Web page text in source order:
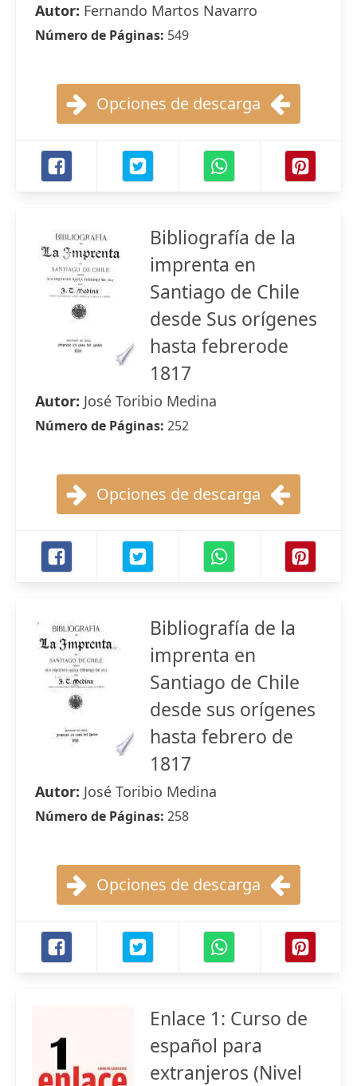
Autor: Fernando Martos Navarro
Número de Páginas: 549
Opciones de descarga
Bibliografía de la
imprenta en
Santiago de Chile
desde Sus orígenes
hasta febrerode
1817
Autor: José Toribio Medina
Número de Páginas: 252
Opciones de descarga
Bibliografía de la
imprenta en
Santiago de Chile
desde sus orígenes
hasta febrero de
1817
Autor: José Toribio Medina
Número de Páginas: 258
Opciones de descarga
Enlace 1: Curso de
español para
extranjeros (Nivel